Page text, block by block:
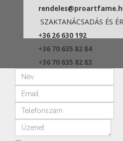
SZAKTANÁCSADÁS ÉS
+36 26 630 192
+36 70 635 82 84
+36 70 635 82 83